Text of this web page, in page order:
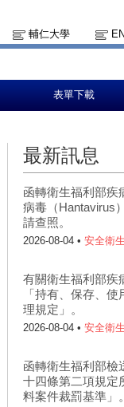
輔仁大學
表單下載
最新訊息
函轉衛生福利部疾
病毒（Hantavirus
請查照。
2026-08-04 • 安全衛生
有關衛生福利部疾
「持有、保存、
理規定」。
2026-08-04 • 安全衛生
函轉衛生福利部檢
十四條第二項規定
料案件裁罰基準」。